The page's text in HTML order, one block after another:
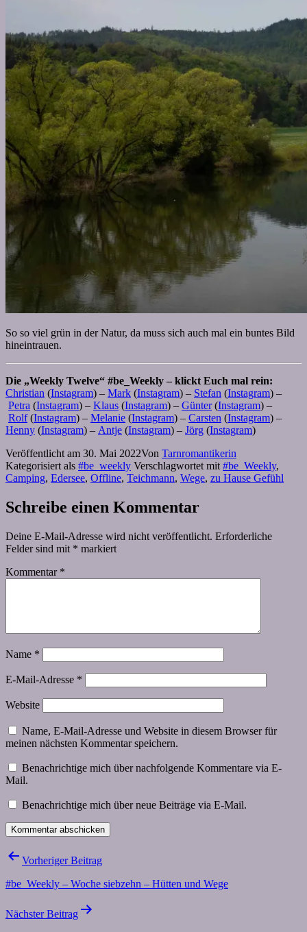
So so viel grün in der Natur, da muss sich auch mal ein buntes Bild
hineintrauen.
Die „Weekly Twelve“ #be_Weekly – klickt Euch mal rein:
Christian (Instagram) – Mark (Instagram) – Stefan (Instagram) –
Petra (Instagram) – Klaus (Instagram) – Günter(Instagram) –
Rolf(Instagram) – Melanie (Instagram) – Carsten (Instagram) –
Henny (Instagram) – Antje (Instagram) – Jörg (Instagram)
Veröffentlicht am 30. Mai 2022Von Tarnromantikerin
Kategorisiert als #be_weekly Verschlagwortet mit #be_Weekly,
Camping, Edersee, Offline, Teichmann, Wege, zu Hause Gefühl
Schreibe einen Kommentar
Deine E-Mail-Adresse wird nicht veröffentlicht. Erforderliche
Felder sind mit * markiert
Kommentar *
Name *
E-Mail-Adresse *
Website
Name, E-Mail-Adresse und Website in diesem Browser für
meinen nächsten Kommentar speichern.
Benachrichtige mich über nachfolgende Kommentare via E-
Mail.
Benachrichtige mich über neue Beiträge via E-Mail.
Beitragsnavigation
Vorheriger Beitrag
#be_Weekly – Woche siebzehn – Hütten und Wege
Nächster Beitrag